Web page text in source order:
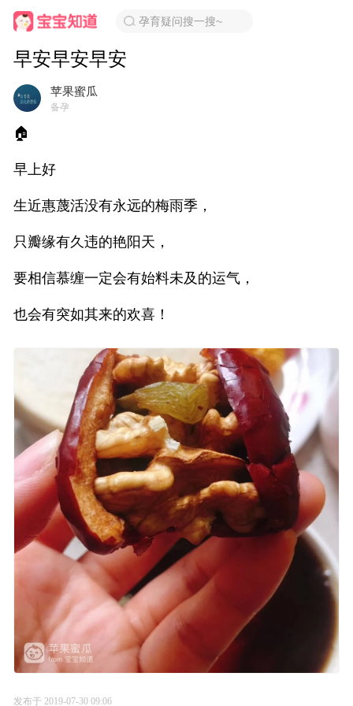
孕育疑问搜一搜~
早安早安早安
苹果蜜瓜
备孕
🏠
早上好
生近惠蔑活没有永远的梅雨季，
只瓣缘有久违的艳阳天，
要相信慕缠一定会有始料未及的运气，
也会有突如其来的欢喜！
发布于 2019-07-30 09:06